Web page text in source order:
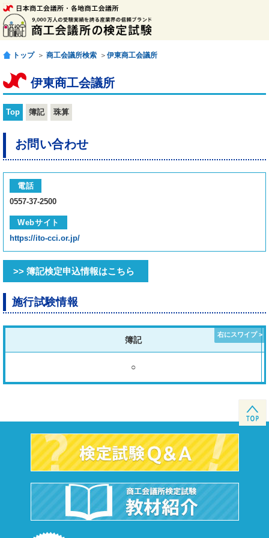
トップ ＞ 商工会議所検索 ＞ 伊東商工会議所
伊東商工会議所
Top 簿記 珠算
お問い合わせ
電話
0557-37-2500
Webサイト
https://ito-cci.or.jp/
>> 簿記検定申込情報はこちら
施行試験情報
簿記
○